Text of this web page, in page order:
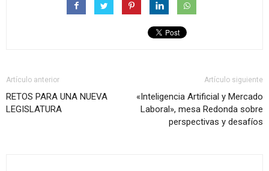
Artículo anterior
RETOS PARA UNA NUEVA
LEGISLATURA
Artículo siguiente
«Inteligencia Artificial y Mercado
Laboral», mesa Redonda sobre
perspectivas y desafíos